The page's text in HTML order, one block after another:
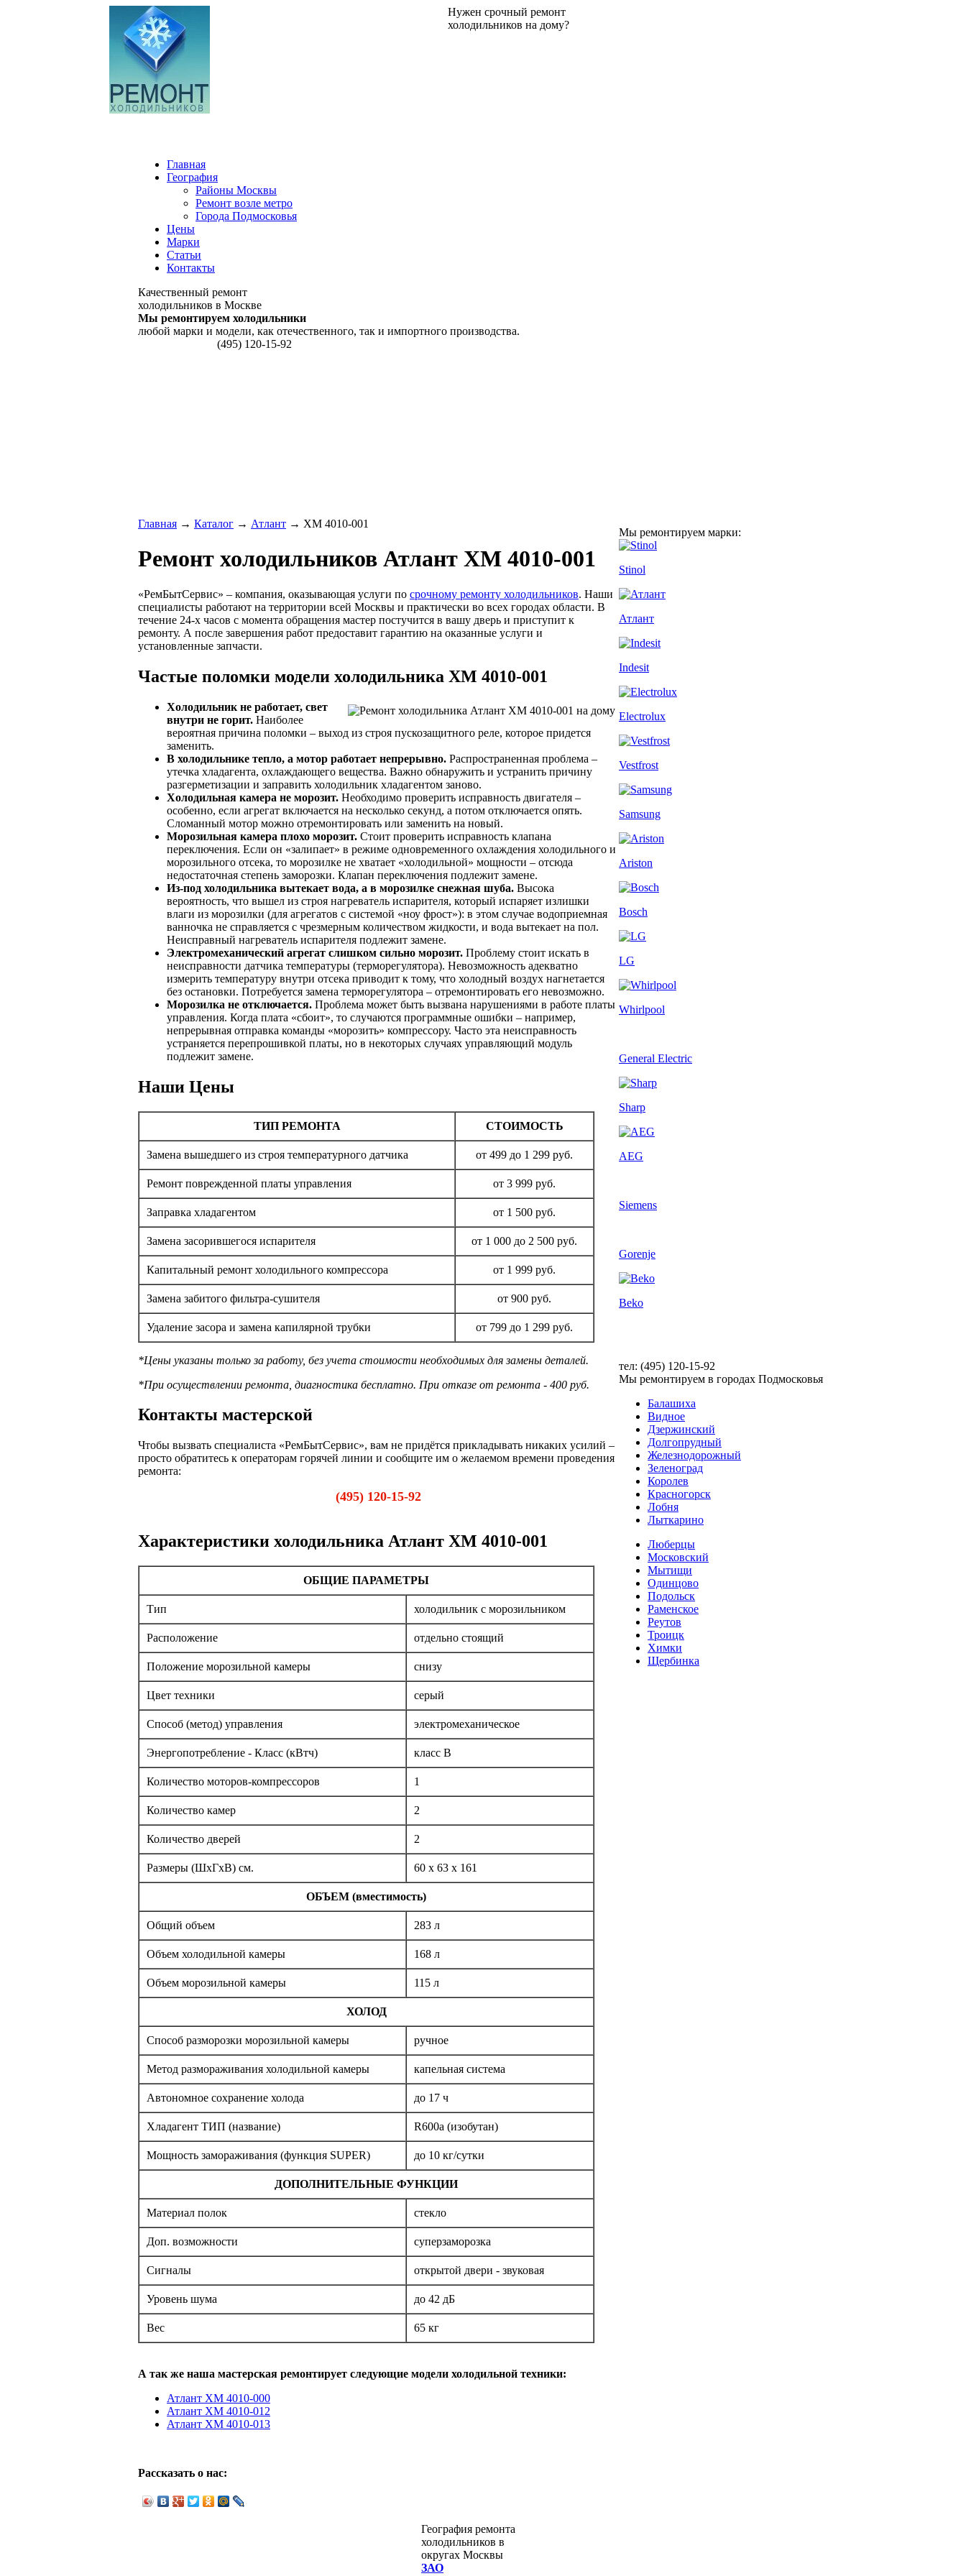
Нужен срочный ремонт
холодильников на дому?
Главная
География
Районы Москвы
Ремонт возле метро
Города Подмосковья
Цены
Марки
Статьи
Контакты
Качественный ремонт
холодильников в Москве
Мы ремонтируем холодильники
любой марки и модели, как отечественного, так и импортного производства.
(495) 120-15-92
Главная → Каталог → Атлант → ХМ 4010-001
Ремонт холодильников Атлант ХМ 4010-001
«РемБытСервис» – компания, оказывающая услуги по срочному ремонту холодильников. Наши
специалисты работают на территории всей Москвы и практически во всех городах области. В
течение 24-х часов с момента обращения мастер постучится в вашу дверь и приступит к
ремонту. А после завершения работ предоставит гарантию на оказанные услуги и
установленные запчасти.
Частые поломки модели холодильника ХМ 4010-001
Холодильник не работает, свет
внутри не горит. Наиболее
вероятная причина поломки – выход из строя пускозащитного реле, которое придется
заменить.
В холодильнике тепло, а мотор работает непрерывно. Распространенная проблема –
утечка хладагента, охлаждающего вещества. Важно обнаружить и устранить причину
разгерметизации и заправить холодильник хладагентом заново.
Холодильная камера не морозит. Необходимо проверить исправность двигателя –
особенно, если агрегат включается на несколько секунд, а потом отключается опять.
Сломанный мотор можно отремонтировать или заменить на новый.
Морозильная камера плохо морозит. Стоит проверить исправность клапана
переключения. Если он «залипает» в режиме одновременного охлаждения холодильного и
морозильного отсека, то морозилке не хватает «холодильной» мощности – отсюда
недостаточная степень заморозки. Клапан переключения подлежит замене.
Из-под холодильника вытекает вода, а в морозилке снежная шуба. Высока
вероятность, что вышел из строя нагреватель испарителя, который испаряет излишки
влаги из морозилки (для агрегатов с системой «ноу фрост»): в этом случае водоприемная
ванночка не справляется с чрезмерным количеством жидкости, и вода вытекает на пол.
Неисправный нагреватель испарителя подлежит замене.
Электромеханический агрегат слишком сильно морозит. Проблему стоит искать в
неисправности датчика температуры (терморегулятора). Невозможность адекватно
измерить температуру внутри отсека приводит к тому, что холодный воздух нагнетается
без остановки. Потребуется замена терморегулятора – отремонтировать его невозможно.
Морозилка не отключается. Проблема может быть вызвана нарушениями в работе платы
управления. Когда плата «сбоит», то случаются программные ошибки – например,
непрерывная отправка команды «морозить» компрессору. Часто эта неисправность
устраняется перепрошивкой платы, но в некоторых случаях управляющий модуль
подлежит замене.
Наши Цены
ТИП РЕМОНТА СТОИМОСТЬ
Замена вышедшего из строя температурного датчика от 499 до 1 299 руб.
Ремонт поврежденной платы управления от 3 999 руб.
Заправка хладагентом от 1 500 руб.
Замена засорившегося испарителя от 1 000 до 2 500 руб.
Капитальный ремонт холодильного компрессора от 1 999 руб.
Замена забитого фильтра-сушителя от 900 руб.
Удаление засора и замена капилярной трубки от 799 до 1 299 руб.
*Цены указаны только за работу, без учета стоимости необходимых для замены деталей.
*При осуществлении ремонта, диагностика бесплатно. При отказе от ремонта - 400 руб.
Контакты мастерской
Чтобы вызвать специалиста «РемБытСервис», вам не придётся прикладывать никаких усилий –
просто обратитесь к операторам горячей линии и сообщите им о желаемом времени проведения
ремонта:
(495) 120-15-92
Характеристики холодильника Атлант ХМ 4010-001
ОБЩИЕ ПАРАМЕТРЫ
Тип холодильник с морозильником
Расположение отдельно стоящий
Положение морозильной камеры снизу
Цвет техники серый
Способ (метод) управления электромеханическое
Энергопотребление - Класс (кВтч) класс B
Количество моторов-компрессоров 1
Количество камер 2
Количество дверей 2
Размеры (ШxГxВ) см. 60 x 63 x 161
ОБЪЕМ (вместимость)
Общий объем 283 л
Объем холодильной камеры 168 л
Объем морозильной камеры 115 л
ХОЛОД
Способ разморозки морозильной камеры ручное
Метод размораживания холодильной камеры капельная система
Автономное сохранение холода до 17 ч
Хладагент ТИП (название) R600a (изобутан)
Мощность замораживания (функция SUPER) до 10 кг/cутки
ДОПОЛНИТЕЛЬНЫЕ ФУНКЦИИ
Материал полок стекло
Доп. возможности суперзаморозка
Сигналы открытой двери - звуковая
Уровень шума до 42 дБ
Вес 65 кг
А так же наша мастерская ремонтирует следующие модели холодильной техники:
Атлант ХМ 4010-000
Атлант ХМ 4010-012
Атлант ХМ 4010-013
Рассказать о нас:
Мы ремонтируем марки:
Stinol
Атлант
Indesit
Electrolux
Vestfrost
Samsung
Ariston
Bosch
LG
Whirlpool
General Electric
Sharp
AEG
Siemens
Gorenje
Beko
тел: (495) 120-15-92
Мы ремонтируем в городах Подмосковья
Балашиха
Виднoe
Дзержинский
Долгопрудный
Железнодорожный
Зеленоград
Королев
Красногорск
Лобня
Лыткарино
Люберцы
Московский
Мытищи
Одинцово
Подольск
Раменское
Реутов
Троицк
Химки
Щербинка
География ремонта
холодильников в
округах Москвы
ЗАО